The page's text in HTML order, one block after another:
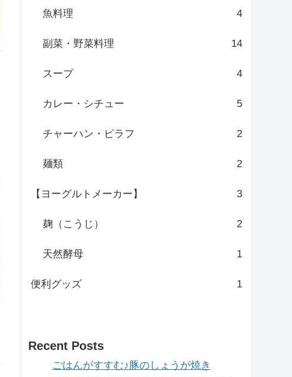
魚料理 4
副菜・野菜料理 14
スープ 4
カレー・シチュー 5
チャーハン・ピラフ 2
麺類 2
【ヨーグルトメーカー】 3
麹（こうじ） 2
天然酵母 1
便利グッズ 1
Recent Posts
ごはんがすすむ♪豚のしょうが焼き